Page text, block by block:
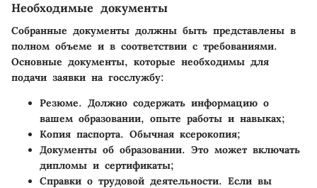
Необходимые документы
Собранные документы должны быть представлены в
полном объеме и в соответствии с требованиями.
Основные документы, которые необходимы для
подачи заявки на госслужбу:
Резюме. Должно содержать информацию о
вашем образовании, опыте работы и навыках;
Копия паспорта. Обычная ксерокопия;
Документы об образовании. Это может включать
дипломы и сертификаты;
Справки о трудовой деятельности. Если вы